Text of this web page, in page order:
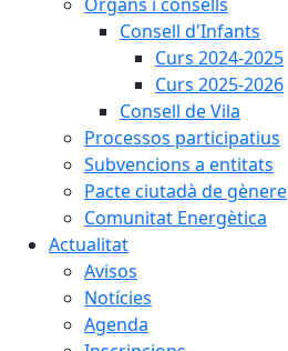
Consell d'Infants
Curs 2024-2025
Curs 2025-2026
Consell de Vila
Processos participatius
Subvencions a entitats
Pacte ciutadà de gènere
Comunitat Energètica
Actualitat
Avisos
Notícies
Agenda